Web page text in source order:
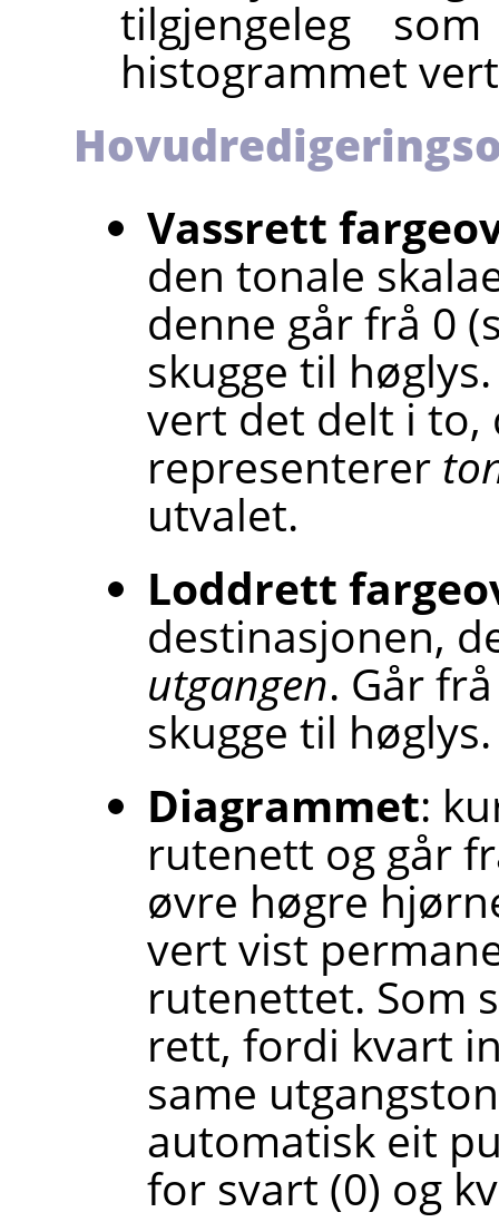
tilgjengeleg
histogrammet
Vassrett
den tonale
denne går frå 0
skugge til
vert det delt i to,
representerer
utvalet.
Loddrett
destinasjonen,
utgangen. Går
skugge til høglys.
Diagrammet:
rutenett og går
øvre høgre
vert vist
rutenettet. Som
rett, fordi kvart
same
automatisk eit
for svart (0) og